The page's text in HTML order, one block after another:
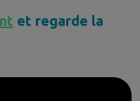
et regarde la